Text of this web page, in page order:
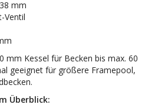
mm
Ventil
mm Kessel für Becken bis max. 60
geeignet für größere Framepool,
Überblick: